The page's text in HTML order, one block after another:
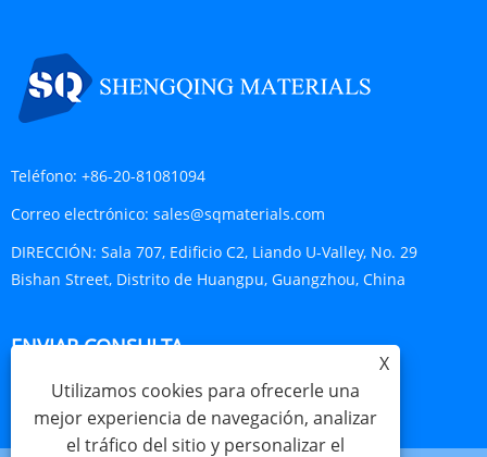
Teléfono: +86-20-81081094
Correo electrónico: sales@sqmaterials.com
DIRECCIÓN: Sala 707, Edificio C2, Liando U-Valley, No. 29
Bishan Street, Distrito de Huangpu, Guangzhou, China
ENVIAR CONSULTA
CONSULTA AHORA
X
Utilizamos cookies para ofrecerle una
mejor experiencia de navegación, analizar
el tráfico del sitio y personalizar el